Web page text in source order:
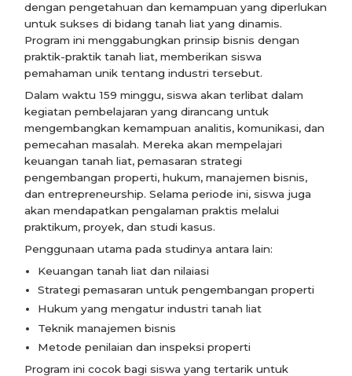
dengan pengetahuan dan kemampuan yang diperlukan
untuk sukses di bidang tanah liat yang dinamis.
Program ini menggabungkan prinsip bisnis dengan
praktik-praktik tanah liat, memberikan siswa
pemahaman unik tentang industri tersebut.
Dalam waktu 159 minggu, siswa akan terlibat dalam
kegiatan pembelajaran yang dirancang untuk
mengembangkan kemampuan analitis, komunikasi, dan
pemecahan masalah. Mereka akan mempelajari
keuangan tanah liat, pemasaran strategi
pengembangan properti, hukum, manajemen bisnis,
dan entrepreneurship. Selama periode ini, siswa juga
akan mendapatkan pengalaman praktis melalui
praktikum, proyek, dan studi kasus.
Penggunaan utama pada studinya antara lain:
Keuangan tanah liat dan nilaiasi
Strategi pemasaran untuk pengembangan properti
Hukum yang mengatur industri tanah liat
Teknik manajemen bisnis
Metode penilaian dan inspeksi properti
Program ini cocok bagi siswa yang tertarik untuk